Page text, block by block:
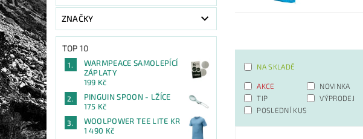
ZNAČKY
TOP 10
WARMPEACE SAMOLEPÍCÍ
ZÁPLATY
199 Kč
PINGUIN SPOON - LŽÍCE
175 Kč
WOOLPOWER TEE LITE KR
1 490 Kč
NA SKLADĚ
AKCE
NOVINKA
TIP
VÝPRODEJ
POSLEDNÍ KUS